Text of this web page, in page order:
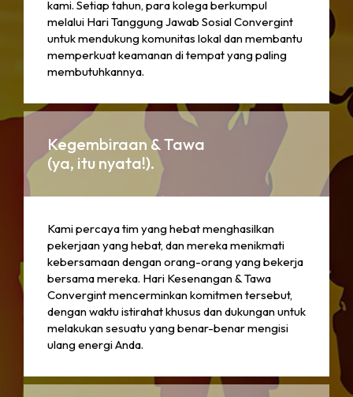
kami. Setiap tahun, para kolega berkumpul
melalui Hari Tanggung Jawab Sosial Convergint
untuk mendukung komunitas lokal dan membantu
memperkuat keamanan di tempat yang paling
membutuhkannya.
Kegembiraan & Tawa
(ya, itu nyata!).
Kami percaya tim yang hebat menghasilkan
pekerjaan yang hebat, dan mereka menikmati
kebersamaan dengan orang-orang yang bekerja
bersama mereka. Hari Kesenangan & Tawa
Convergint mencerminkan komitmen tersebut,
dengan waktu istirahat khusus dan dukungan untuk
melakukan sesuatu yang benar-benar mengisi
ulang energi Anda.